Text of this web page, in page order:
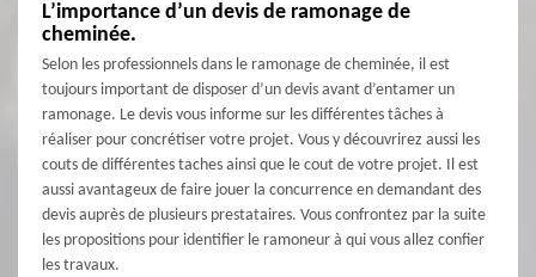
L’importance d’un devis de ramonage de
cheminée.
Selon les professionnels dans le ramonage de cheminée, il est
toujours important de disposer d’un devis avant d’entamer un
ramonage. Le devis vous informe sur les différentes tâches à
réaliser pour concrétiser votre projet. Vous y découvrirez aussi les
couts de différentes taches ainsi que le cout de votre projet. Il est
aussi avantageux de faire jouer la concurrence en demandant des
devis auprès de plusieurs prestataires. Vous confrontez par la suite
les propositions pour identifier le ramoneur à qui vous allez confier
les travaux.